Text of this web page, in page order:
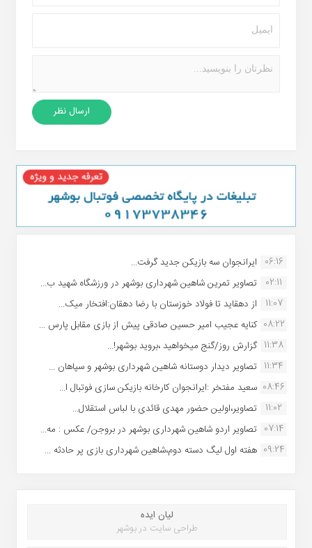
06:16 ایرانجوان سه بازیکن جدید گرفت...
02:11
تصاویر تمرین شاهین شهردارى بوشهر در ورزشگاه شهید ب...
11:07
از دهقاید تا فولاد خوزستان با رضا دهقان:افتخار میک...
08:22 کنایه عجیب امیر حسین صادقی پیش از بازی مقابل پارس ...
11:38 گزارش روز/گنج میخواهید ،بروید بوشهر!...
11:34 تصاویر دیدار دوستانه شاهین شهردارى بوشهر و سپاهان ...
08:46 سعید مفتخر :ایرانجوان کارخانه بازیکن سازی فوتبال ا...
11:02
تصاویر،اولین حضور مهدی قائدی با لباس استقلال...
07:14 تصاویر اردو شاهین شهرداری بوشهر در بروجن/ عکس : مه...
09:24 هفته اول لیگ دسته دوم،شاهین شهرداری بازی پر حادثه ...
لیان ایده
طراحی سایت در بوشهر